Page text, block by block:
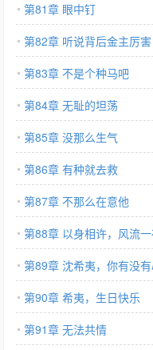
第81章 眼中钉
第82章 听说背后金主厉害
第83章 不是个种马吧
第84章 无耻的坦荡
第85章 没那么生气
第86章 有种就去救
第87章 不那么在意他
第88章 以身相许，风流
第89章 沈希夷，你有没有
第90章 希夷，生日快乐
第91章 无法共情